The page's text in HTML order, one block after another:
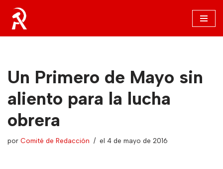
Saltar
al
Un Primero de Mayo sin
aliento para la lucha
obrera
por Comité de Redacción el 4 de mayo de 2016